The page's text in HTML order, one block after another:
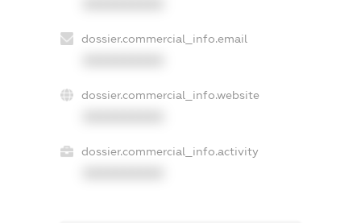
dossier.commercial_info.email
dossier.commercial_info.website
dossier.commercial_info.activity